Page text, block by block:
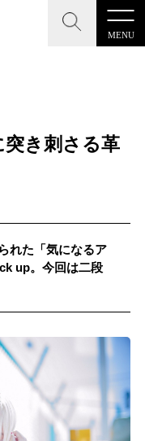
MENU
CLOSE
#ロック
CLOSE
ディア
き刺さる革
れた「気になるア
up。今回は二段